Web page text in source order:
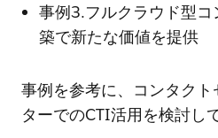
事例3.フルクラウド型
築で新たな価値を提供
事例を参考に、コンタク
ターでのCTI活用を検討し